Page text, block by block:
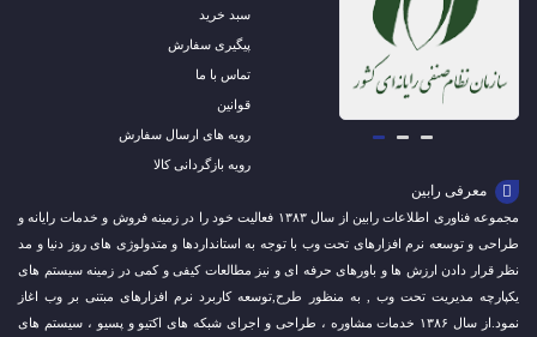
سبد خرید
پیگیری سفارش
تماس با ما
قوانین
رویه های ارسال سفارش
رویه بازگردانی کالا
معرفی رابین
مجموعه فناوری اطلاعات رابین از سال ۱۳۸۳ فعالیت خود را در زمینه فروش و خدمات رایانه و
طراحی و توسعه نرم افزارهای تحت وب با توجه به استانداردها و متدولوژی های روز دنیا و مد
نظر قرار دادن ارزش ها و باورهای حرفه ای و نیز مطالعات کیفی و کمی در زمینه سیستم های
یکپارچه مدیریت تحت وب , به منظور طرح,توسعه کاربرد نرم افزارهای مبتنی بر وب اغاز
نمود.از سال ۱۳۸۶ خدمات مشاوره ، طراحی و اجرای شبکه های اکتیو و پسیو ، سیستم های